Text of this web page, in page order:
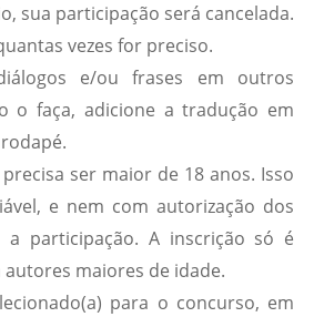
sua participação será cancelada.
vezes for preciso.
e/ou frases em outros
o faça, adicione a tradução em
ser maior de 18 anos. Isso
e nem com autorização dos
a participação. A inscrição só é
autores maiores de idade.
para o concurso, em